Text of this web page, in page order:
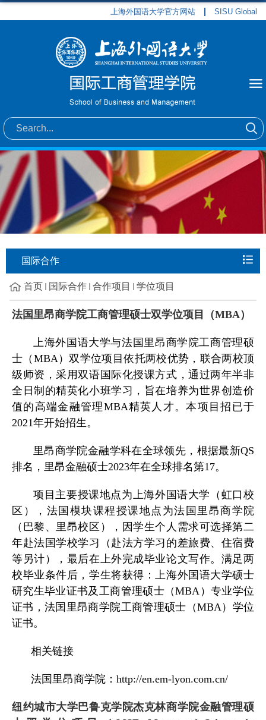
上海外国语大学官方网站 SISU Global
国际合作
首页 国际合作 合作项目 学位项目
法国里昂商学院工商管理硕士双学位项目 （MBA）
上海外国语大学与法国里昂商学院工商管理硕
士（ MBA ）双学位项目依托两校优势，联合两校顶
级师资，采用双语国际化授课方式，通过两年半非
全日制的精英化小班学习，旨在培养为世界创造价
值的高端金融管理MBA精英人才。本项目招已于
2021年开始招生。
里昂商学院金融学科在全球领先，根据最新QS
排名，里昂金融硕士2023年在全球排名第17。
项目主要授课地点为上海外国语大学（虹口校
区），法国模块课程授课地点为法国里昂商学院
（巴黎、里昂校区），因学生个人需求可选择第二
年赴法国学校学习（赴法方学习的差旅费、住宿费
等另计），最后在上外完成毕业论文写作。满足两
校毕业条件后，学生将获得：上海外国语大学硕士
研究生毕业证书及工商管理硕士（MBA ）专业学位
证书，法国里昂商学院工商管理硕士（MBA ）学位
证书。
相关链接
法国里昂商学院： http://en.em-lyon.com.cn/
纽约城市大学巴鲁克学院杰克林商学院金融管理硕